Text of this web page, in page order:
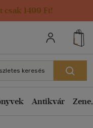
csak 1499 Ft!
keresés
Antikvár